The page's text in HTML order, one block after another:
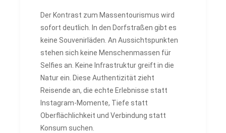
Der Kontrast zum Massentourismus wird
sofort deutlich. In den Dorfstraßen gibt es
keine Souvenirläden. An Aussichtspunkten
stehen sich keine Menschenmassen für
Selfies an. Keine Infrastruktur greift in die
Natur ein. Diese Authentizität zieht
Reisende an, die echte Erlebnisse statt
Instagram-Momente, Tiefe statt
Oberflächlichkeit und Verbindung statt
Konsum suchen.